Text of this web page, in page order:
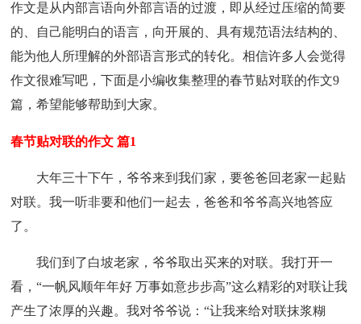
作文是从内部言语向外部言语的过渡，即从经过压缩的简要
的、自己能明白的语言，向开展的、具有规范语法结构的、
能为他人所理解的外部语言形式的转化。相信许多人会觉得
作文很难写吧，下面是小编收集整理的春节贴对联的作文9
篇，希望能够帮助到大家。
春节贴对联的作文 篇1
大年三十下午，爷爷来到我们家，要爸爸回老家一起贴
对联。我一听非要和他们一起去，爸爸和爷爷高兴地答应
了。
我们到了白坡老家，爷爷取出买来的对联。我打开一
看，“一帆风顺年年好 万事如意步步高”这么精彩的对联让我
产生了浓厚的兴趣。我对爷爷说：“让我来给对联抹浆糊